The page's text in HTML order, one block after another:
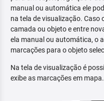
manual ou automática ele
na tela de visualização. Caso
camada ou objeto e entre
ela manual ou automática, o
marcações para o objeto
Na tela de visualização é
exibe as marcações em mapa.